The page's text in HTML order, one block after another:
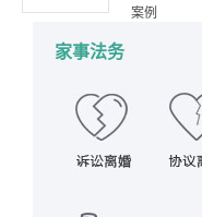
案例
家事法务